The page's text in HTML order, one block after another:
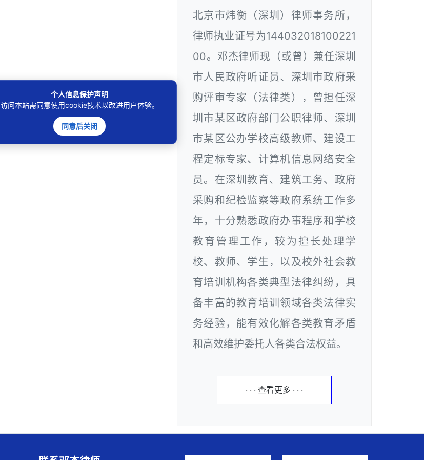
北京市炜衡（深圳）律师事务所，
律师执业证号为144032018100221
00。邓杰律师现（或曾）兼任深圳
市人民政府听证员、深圳市政府采
购评审专家（法律类），曾担任深
圳市某区政府部门公职律师、深圳
市某区公办学校高级教师、建设工
程定标专家、计算机信息网络安全
员。在深圳教育、建筑工务、政府
采购和纪检监察等政府系统工作多
年，十分熟悉政府办事程序和学校
教育管理工作，较为擅长处理学
校、教师、学生，以及校外社会教
育培训机构各类典型法律纠纷，具
备丰富的教育培训领域各类法律实
务经验，能有效化解各类教育矛盾
和高效维护委托人各类合法权益。
· · · 查看更多 · · ·
个人信息保护声明
访问本站需同意使用cookie技术以改进用户体验。
同意后关闭